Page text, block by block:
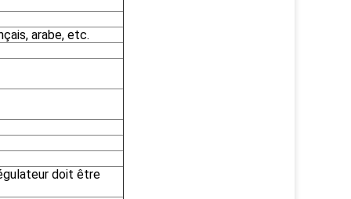
arabe, etc.
doit être